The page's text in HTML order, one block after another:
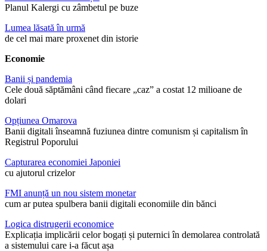
Planul Kalergi cu zâmbetul pe buze
Lumea lăsată în urmă
de cel mai mare proxenet din istorie
Economie
Banii și pandemia
Cele două săptămâni când fiecare „caz” a costat 12 milioane de
dolari
Opțiunea Omarova
Banii digitali înseamnă fuziunea dintre comunism și capitalism în
Registrul Poporului
Capturarea economiei Japoniei
cu ajutorul crizelor
FMI anunță un nou sistem monetar
cum ar putea spulbera banii digitali economiile din bănci
Logica distrugerii economice
Explicația implicării celor bogați și puternici în demolarea controlată
a sistemului care i-a făcut așa